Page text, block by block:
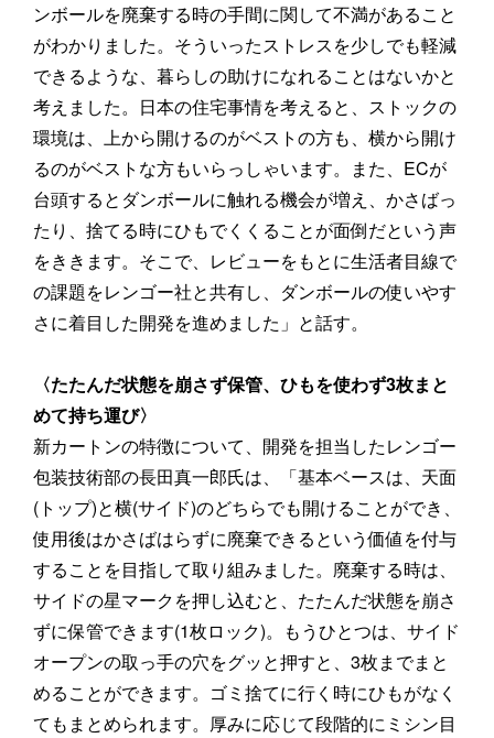
ンボールを廃棄する時の手間に関して不満があること
がわかりました。そういったストレスを少しでも軽減
できるような、暮らしの助けになれることはないかと
考えました。日本の住宅事情を考えると、ストックの
環境は、上から開けるのがベストの方も、横から開け
るのがベストな方もいらっしゃいます。また、ECが
台頭するとダンボールに触れる機会が増え、かさばっ
たり、捨てる時にひもでくくることが面倒だという声
をききます。そこで、レビューをもとに生活者目線で
の課題をレンゴー社と共有し、ダンボールの使いやす
さに着目した開発を進めました」と話す。
〈たたんだ状態を崩さず保管、ひもを使わず3枚まと
めて持ち運び〉
新カートンの特徴について、開発を担当したレンゴー
包装技術部の長田真一郎氏は、「基本ベースは、天面
(トップ)と横(サイド)のどちらでも開けることができ、
使用後はかさばはらずに廃棄できるという価値を付与
することを目指して取り組みました。廃棄する時は、
サイドの星マークを押し込むと、たたんだ状態を崩さ
ずに保管できます(1枚ロック)。もうひとつは、サイド
オープンの取っ手の穴をグッと押すと、3枚までまと
めることができます。ゴミ捨てに行く時にひもがなく
てもまとめられます。厚みに応じて段階的にミシン目